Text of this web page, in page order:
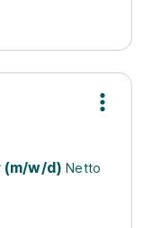
(m/w/d) Netto